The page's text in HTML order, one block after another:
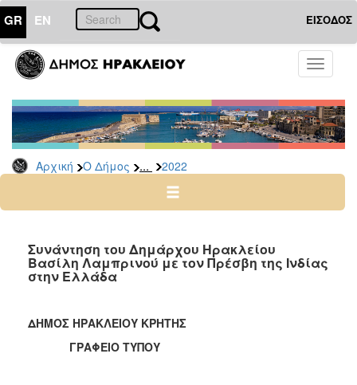
GR EN ΕΙΣΟΔΟΣ
Toggle
Αρχική Ο Δήμος ... 2022
ΔΗΜΟΣ
Δελτία
Τύπου
Αρχείο
2026
2024
2022
Συνάντηση του Δημάρχου Ηρακλείου
Βασίλη Λαμπρινού με τον Πρέσβη της Ινδίας
στην Ελλάδα
ΔΗΜΟΣ ΗΡΑΚΛΕΙΟΥ ΚΡΗΤΗΣ
ΓΡΑΦΕΙΟ ΤΥΠΟΥ